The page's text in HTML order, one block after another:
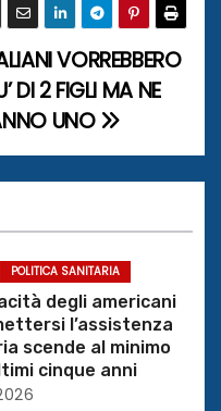
VORREBBERO
DI 2 FIGLI MA NE
UNO
POLITICA SANITARIA
degli americani
l’assistenza
scende al minimo
cinque anni